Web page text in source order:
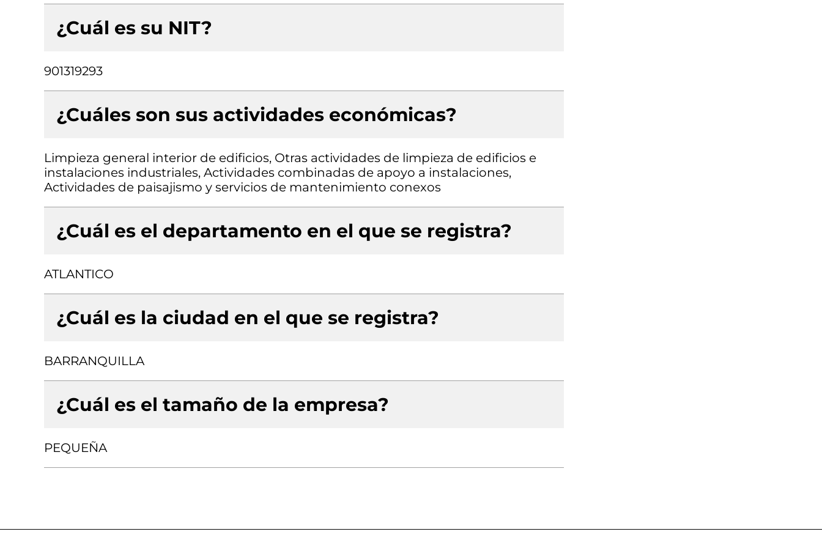
¿Cuál es su NIT?
901319293
¿Cuáles son sus actividades económicas?
Limpieza general interior de edificios, Otras actividades de limpieza de edificios e
instalaciones industriales, Actividades combinadas de apoyo a instalaciones,
Actividades de paisajismo y servicios de mantenimiento conexos
¿Cuál es el departamento en el que se registra?
ATLANTICO
¿Cuál es la ciudad en el que se registra?
BARRANQUILLA
¿Cuál es el tamaño de la empresa?
PEQUEÑA